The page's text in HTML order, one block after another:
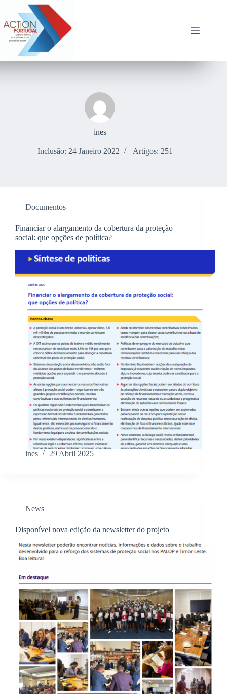
conteúdo
ines
Inclusão: 24 Janeiro 2022 Artigos: 251
Documentos
Financiar o alargamento da cobertura da proteção
social: que opções de política?
ines 29 Abril 2025
News
Disponível nova edição da newsletter do projeto